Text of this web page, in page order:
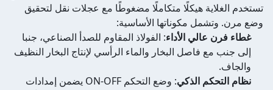
تستخدم الغلاية هيكلًا متكاملًا مضغوطًا مع عجلات نقل لتحقيق
وضع مرن. وتشمل مكوناتها الأساسية:
غطاء فرن عالي الأداء: الفولاذ المقاوم للصدأ الصناعي، جنبا
إلى جنب مع فاصل البخار والماء الرأسي لإنتاج البخار النظيف
والجاف.
نظام التحكم الذكي
: وضع التحكم ON-OFF يضمن إمدادات